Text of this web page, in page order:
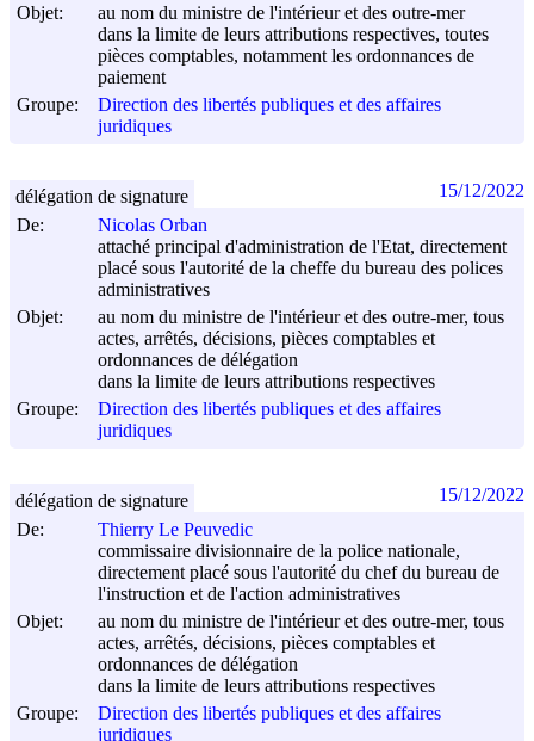
Objet:
au nom du ministre de l'intérieur et des outre-mer
dans la limite de leurs attributions respectives, toutes
pièces comptables, notamment les ordonnances de
paiement
Groupe:
Direction des libertés publiques et des affaires
juridiques
De:
Nicolas Orban
attaché principal d'administration de l'Etat, directement
placé sous l'autorité de la cheffe du bureau des polices
administratives
Objet:
au nom du ministre de l'intérieur et des outre-mer, tous
actes, arrêtés, décisions, pièces comptables et
ordonnances de délégation
dans la limite de leurs attributions respectives
Groupe:
Direction des libertés publiques et des affaires
juridiques
délégation de signature 15/12/2022
De:
Thierry Le Peuvedic
commissaire divisionnaire de la police nationale,
directement placé sous l'autorité du chef du bureau de
l'instruction et de l'action administratives
Objet:
au nom du ministre de l'intérieur et des outre-mer, tous
actes, arrêtés, décisions, pièces comptables et
ordonnances de délégation
dans la limite de leurs attributions respectives
Groupe:
Direction des libertés publiques et des affaires
juridiques
délégation de signature 15/12/2022